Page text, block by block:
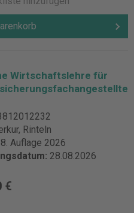
Wirtschaftslehre für
Rinteln
Auflage 2026
28.08.2026
€